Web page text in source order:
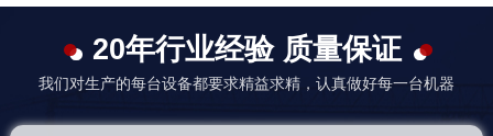
20年行业经验 质量保证
我们对生产的每台设备都要求精益求精，认真做好每一台机器